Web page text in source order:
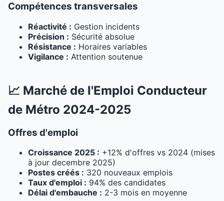
Compétences transversales
Réactivité : Gestion incidents
Précision : Sécurité absolue
Résistance : Horaires variables
Vigilance : Attention soutenue
📈 Marché de l'Emploi Conducteur
de Métro 2024-2025
Offres d'emploi
Croissance 2025 : +12% d'offres vs 2024 (mises
à jour decembre 2025)
Postes créés : 320 nouveaux emplois
Taux d'emploi : 94% des candidates
Délai d'embauche : 2-3 mois en moyenne